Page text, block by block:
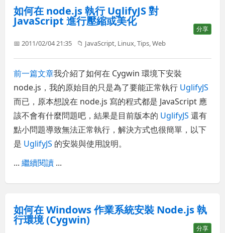
如何在 node.js 執行 UglifyJS 對
JavaScript 進行壓縮或美化
分享
📅 2011/02/04 21:35 📁 JavaScript Linux ,Tips ,Web
前一篇文章我介紹了如何在 Cygwin 環境下安裝
node.js，我的原始目的只是為了要能正常執行 UglifyJS
而已，原本想說在 node.js 寫的程式都是 JavaScript 應
該不會有什麼問題吧，結果是目前版本的 UglifyJS 還有
點小問題導致無法正常執行，解決方式也很簡單，以下
是 UglifyJS 的安裝與使用說明。
...繼續閱讀 ...
如何在 Windows 作業系統安裝 Node.js 執
行環境 (Cygwin)
分享